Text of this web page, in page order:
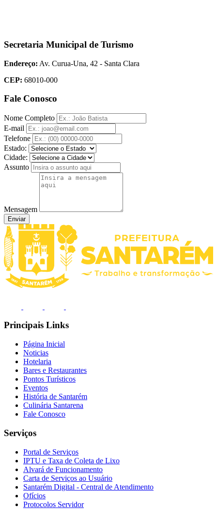
Secretaria Municipal de Turismo
Endereço: Av. Curua-Una, 42 - Santa Clara
CEP: 68010-000
Fale Conosco
Nome Completo
E-mail
Telefone
Estado:
Cidade:
Assunto
Mensagem
Enviar
Principais Links
Página Inicial
Noticias
Hotelaria
Bares e Restaurantes
Pontos Turísticos
Eventos
História de Santarém
Culinária Santarena
Fale Conosco
Serviços
Portal de Serviços
IPTU e Taxa de Coleta de Lixo
Alvará de Funcionamento
Carta de Serviços ao Usuário
Santarém Digital - Central de Atendimento
Ofícios
Protocolos Servidor